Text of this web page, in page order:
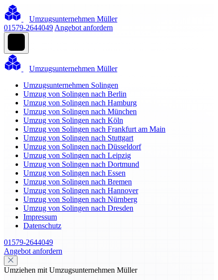
Umzugsunternehmen Müller
01579-2644049 Angebot anfordern
Umzugsunternehmen Müller
Umzugsunternehmen Solingen
Umzug von Solingen nach Berlin
Umzug von Solingen nach Hamburg
Umzug von Solingen nach München
Umzug von Solingen nach Köln
Umzug von Solingen nach Frankfurt am Main
Umzug von Solingen nach Stuttgart
Umzug von Solingen nach Düsseldorf
Umzug von Solingen nach Leipzig
Umzug von Solingen nach Dortmund
Umzug von Solingen nach Essen
Umzug von Solingen nach Bremen
Umzug von Solingen nach Hannover
Umzug von Solingen nach Nürnberg
Umzug von Solingen nach Dresden
Impressum
Datenschutz
01579-2644049
Angebot anfordern
Umziehen mit Umzugsunternehmen Müller